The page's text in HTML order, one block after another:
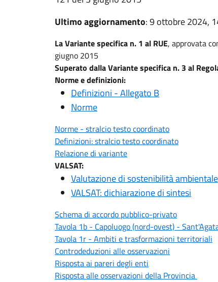
Ultimo aggiornamento: 9 ottobre 2024,
La Variante specifica n. 1 al RUE, approvata
giugno 2015
Superato dalla Variante specifica n. 3 al
Norme e definizioni:
Definizioni - Allegato B
Norme
Norme - stralcio testo coordinato
Definizioni: stralcio testo coordinato
Relazione di variante
VALSAT:
Valutazione di sostenibilità ambientale
VALSAT: dichiarazione di sintesi
Schema di accordo pubblico-privato
Tavola 1b - Capoluogo (nord-ovest) -
Tavola 1r - Ambiti e trasformazioni territoriali
Controdeduzioni alle osservazioni
Risposta ai pareri degli enti
Risposta alle osservazioni della Provincia